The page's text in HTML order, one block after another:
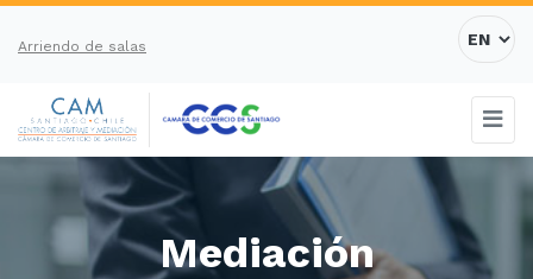
Arriendo de salas
Mediación